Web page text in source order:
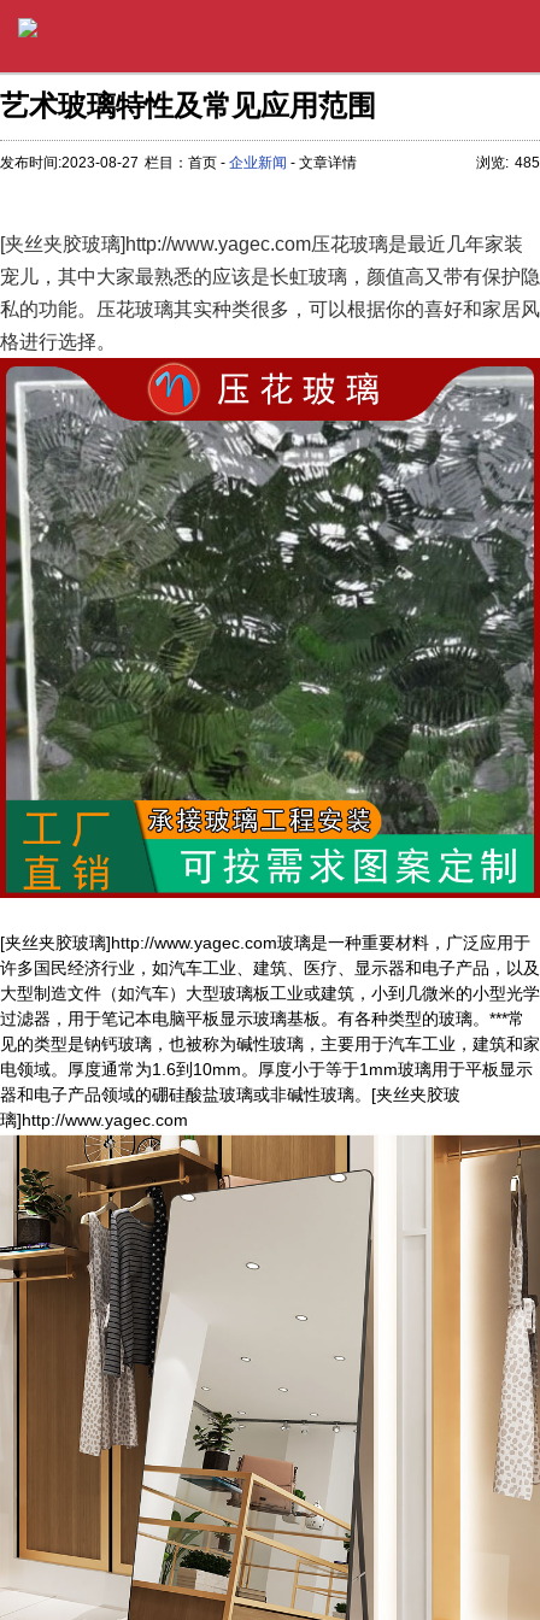
艺术玻璃特性及常见应用范围
发布时间:2023-08-27 栏目：首页 - 企业新闻 - 文章详情 浏览: 485
[夹丝夹胶玻璃]http://www.yagec.com压花玻璃是最近几年家装
宠儿，其中大家最熟悉的应该是长虹玻璃，颜值高又带有保护隐
私的功能。压花玻璃其实种类很多，可以根据你的喜好和家居风
格进行选择。
[夹丝夹胶玻璃]http://www.yagec.com玻璃是一种重要材料，广泛应用于
许多国民经济行业，如汽车工业、建筑、医疗、显示器和电子产品，以及
大型制造文件（如汽车）大型玻璃板工业或建筑，小到几微米的小型光学
过滤器，用于笔记本电脑平板显示玻璃基板。有各种类型的玻璃。***常
见的类型是钠钙玻璃，也被称为碱性玻璃，主要用于汽车工业，建筑和家
电领域。厚度通常为1.6到10mm。厚度小于等于1mm玻璃用于平板显示
器和电子产品领域的硼硅酸盐玻璃或非碱性玻璃。[夹丝夹胶玻
璃]http://www.yagec.com